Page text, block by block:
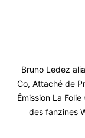
Bruno Ledez
Co, Attaché de
Émission La
des fanzines